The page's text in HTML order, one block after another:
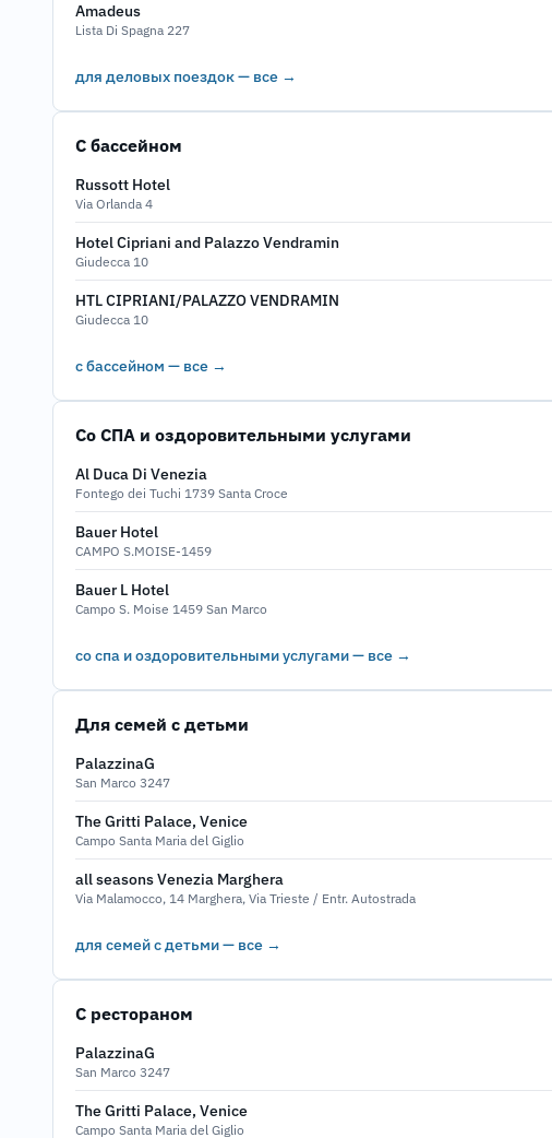
Amadeus
Lista Di Spagna 227
для деловых поездок — все →
С бассейном
Russott Hotel
Via Orlanda 4
Hotel Cipriani and Palazzo Vendramin
Giudecca 10
HTL CIPRIANI/PALAZZO VENDRAMIN
Giudecca 10
с бассейном — все →
Со СПА и оздоровительными услугами
Al Duca Di Venezia
Fontego dei Tuchi 1739 Santa Croce
Bauer Hotel
CAMPO S.MOISE-1459
Bauer L Hotel
Campo S. Moise 1459 San Marco
со спа и оздоровительными услугами — все →
Для семей с детьми
PalazzinaG
San Marco 3247
The Gritti Palace, Venice
Campo Santa Maria del Giglio
all seasons Venezia Marghera
Via Malamocco, 14 Marghera, Via Trieste / Entr. Autostrada
для семей с детьми — все →
С рестораном
PalazzinaG
San Marco 3247
The Gritti Palace, Venice
Campo Santa Maria del Giglio